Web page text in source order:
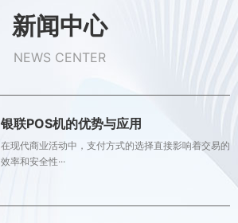
新闻中心
NEWS CENTER
银联POS机的优势与应用
在现代商业活动中，支付方式的选择直接影响着交易的
效率和安全性···